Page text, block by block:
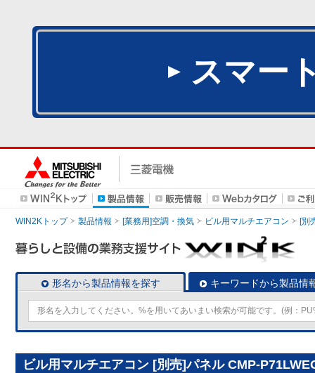
スマー
WIN2Kトップ 製品情報 [業務用]空調・換気 ビル用マルチエアコン [別
形名から製品情報を探す キーワードから製品情
ビル用マルチエアコン [別売]パネル CMP-